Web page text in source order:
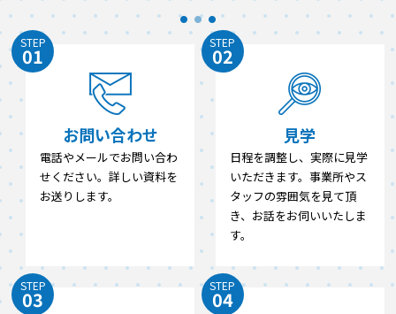
STEP
01
お問い合わせ
電話やメールでお問い合わ
せください。詳しい資料を
お送りします。
STEP
02
見学
日程を調整し、実際に見学
いただきます。事業所やス
タッフの雰囲気を見て頂
き、お話をお伺いいたしま
す。
STEP
03
STEP
04